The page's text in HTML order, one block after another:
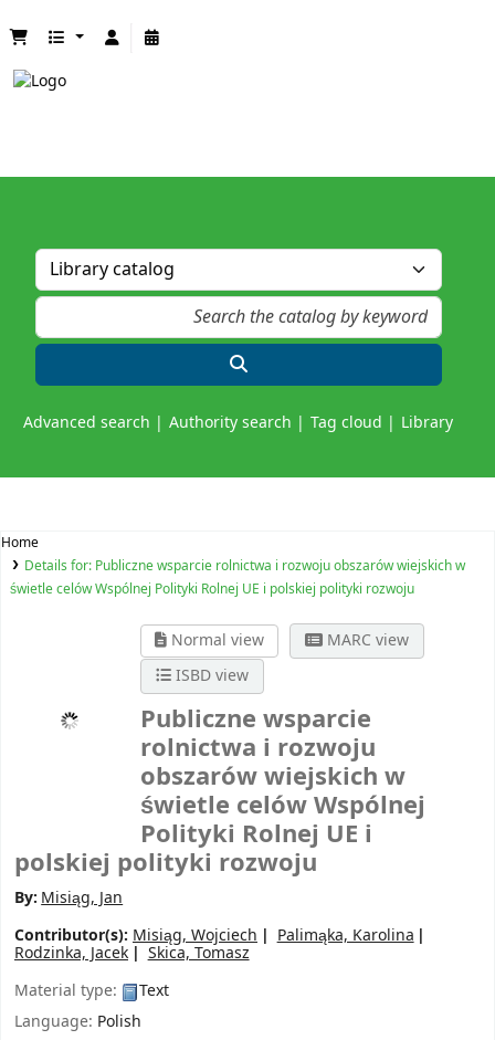
Advanced search Authority search Tag cloud Library
Home
Details for: Publiczne wsparcie rolnictwa i rozwoju obszarów wiejskich w
świetle celów Wspólnej Polityki Rolnej UE i polskiej polityki rozwoju
Normal view
MARC view
ISBD view
Publiczne wsparcie
rolnictwa i rozwoju
obszarów wiejskich w
świetle celów Wspólnej
Polityki Rolnej UE i
polskiej polityki rozwoju
By: Misiąg, Jan
Contributor(s): Misiąg, Wojciech Palimąka, Karolina
Rodzinka, Jacek
Skica, Tomasz
Material type:
Text
Language: Polish